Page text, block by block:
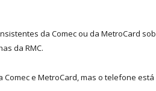
da Comec ou da MetroCard
da RMC.
e MetroCard, mas o telefone